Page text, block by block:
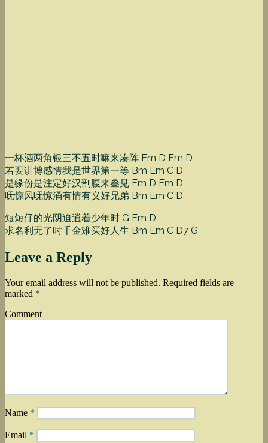
一杯酒两角银三不五时嘛来凑阵 Em D Em D
若要讲博感情我是世界第一等 Bm Em C D
是缘份是注定好汉剖腹来叁见 Em D Em D
呒惊风呒惊涌有情有义好兄弟 Bm Em C D
短短仔的光阴迫逍着少年时 G Em D
求名利无了时千金难买好人生 Bm Em C D7 G
Leave a Reply
Your email address will not be published. Required fields are
marked *
Comment
Name *
Email *